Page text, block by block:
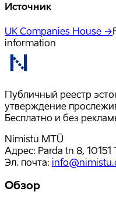
Источник
UK Companies House →
information
Публичный реестр
утверждение
Бесплатно и без
Nimistu MTÜ
Адрес: Parda tn 8,
Эл. почта:
Обзор